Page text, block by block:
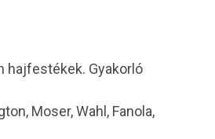
hajfestékek. Gyakorló
Moser, Wahl, Fanola,